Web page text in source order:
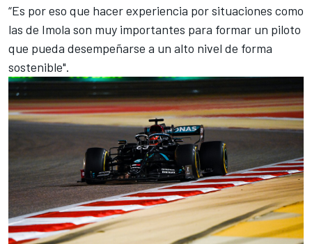
“Es por eso que hacer experiencia por situaciones como
las de Imola son muy importantes para formar un piloto
que pueda desempeñarse a un alto nivel de forma
sostenible".